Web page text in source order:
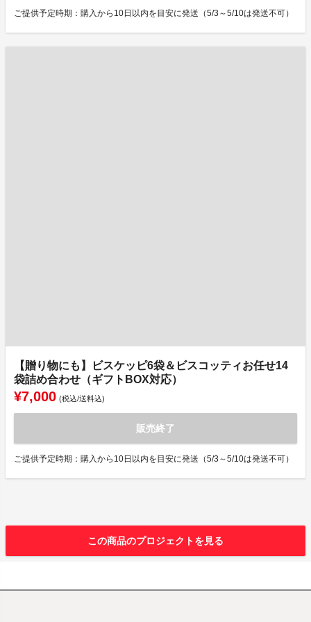
ご提供予定時期：購入から10日以内を目安に発送（5/3～5/10は発送不可）
【贈り物にも】ビスケッピ6袋＆ビスコッティお任せ14
袋詰め合わせ（ギフトBOX対応）
¥7,000 (税込/送料込)
販売終了
ご提供予定時期：購入から10日以内を目安に発送（5/3～5/10は発送不可）
この商品のプロジェクトを見る